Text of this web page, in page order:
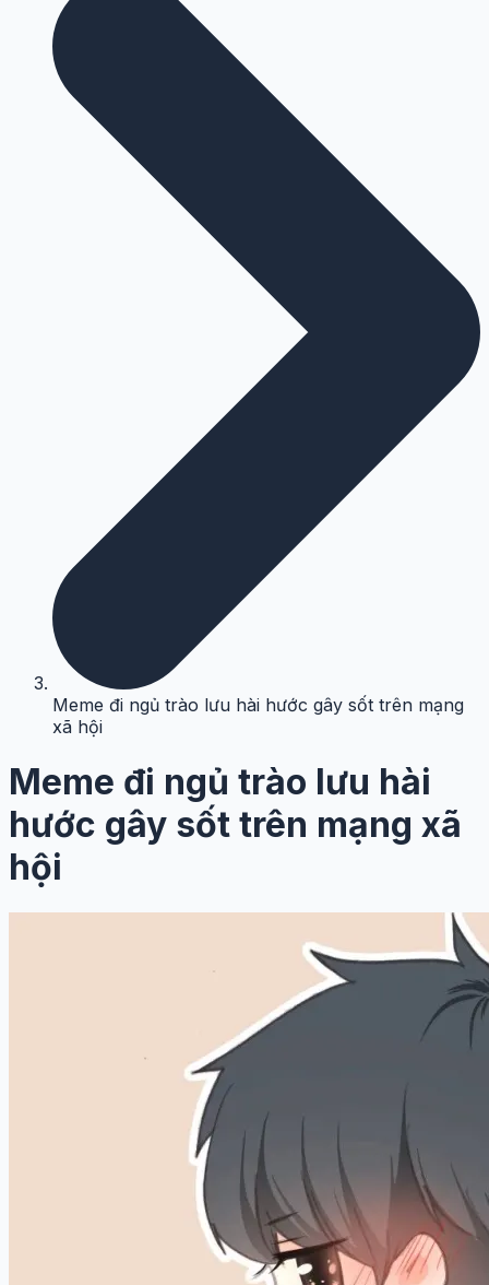
Meme đi ngủ trào lưu hài hước gây sốt trên mạng
xã hội
Meme đi ngủ trào lưu hài
hước gây sốt trên mạng xã
hội